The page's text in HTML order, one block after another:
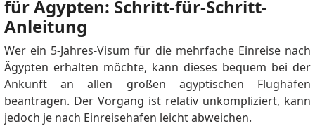
für Ägypten: Schritt-für-Schritt-
Anleitung
Wer ein 5-Jahres-Visum für die mehrfache Einreise nach
Ägypten erhalten möchte, kann dieses bequem bei der
Ankunft an allen großen ägyptischen Flughäfen
beantragen. Der Vorgang ist relativ unkompliziert, kann
jedoch je nach Einreisehafen leicht abweichen.